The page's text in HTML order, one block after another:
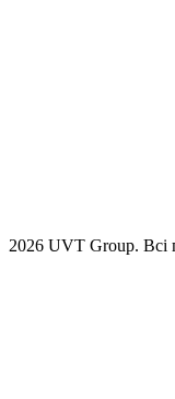
2026 UVT Group. Всі